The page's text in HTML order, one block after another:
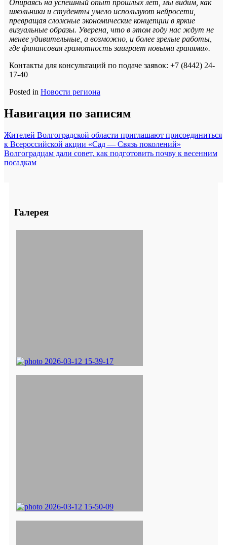
Опираясь на успешный опыт прошлых лет, мы видим, как
школьники и студенты умело используют нейросети,
превращая сложные экономические концепции в яркие
визуальные образы. Уверена, что в этом году нас ждут не
менее удивительные, а возможно, и более зрелые работы,
где финансовая грамотность заиграет новыми гранями».
Контакты для консультаций по подаче заявок: +7 (8442) 24-
17-40
Posted in Новости региона
Навигация по записям
Жителей Волгоградской области приглашают присоединиться
к Всероссийской акции «Сад — Связь поколений»
Волгоградцам дали совет, как подготовить почву к весенним
посадкам
Галерея